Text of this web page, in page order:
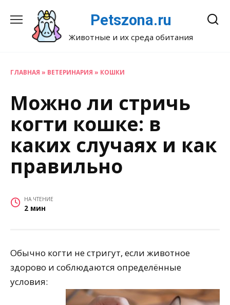
содержанию
Petszona.ru
Животные и их среда обитания
ГЛАВНАЯ » ВЕТЕРИНАРИЯ » КОШКИ
Можно ли стричь
когти кошке: в
каких случаях и как
правильно
НА ЧТЕНИЕ
2 мин
Обычно когти не стригут, если животное
здорово и соблюдаются определённые
условия: